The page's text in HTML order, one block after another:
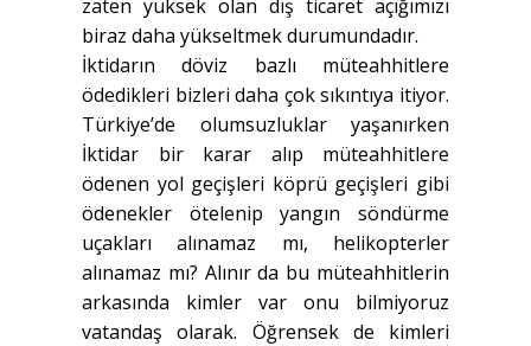
zaten yüksek olan dış ticaret açığımızı
biraz daha yükseltmek durumundadır.
İktidarın döviz bazlı müteahhitlere
ödedikleri bizleri daha çok sıkıntıya itiyor.
Türkiye’de olumsuzluklar yaşanırken
İktidar bir karar alıp müteahhitlere
ödenen yol geçişleri köprü geçişleri gibi
ödenekler ötelenip yangın söndürme
uçakları alınamaz mı, helikopterler
alınamaz mı? Alınır da bu müteahhitlerin
arkasında kimler var onu bilmiyoruz
vatandaş olarak. Öğrensek de kimleri